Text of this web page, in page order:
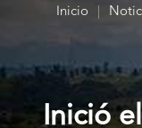
Inicio |
Inició